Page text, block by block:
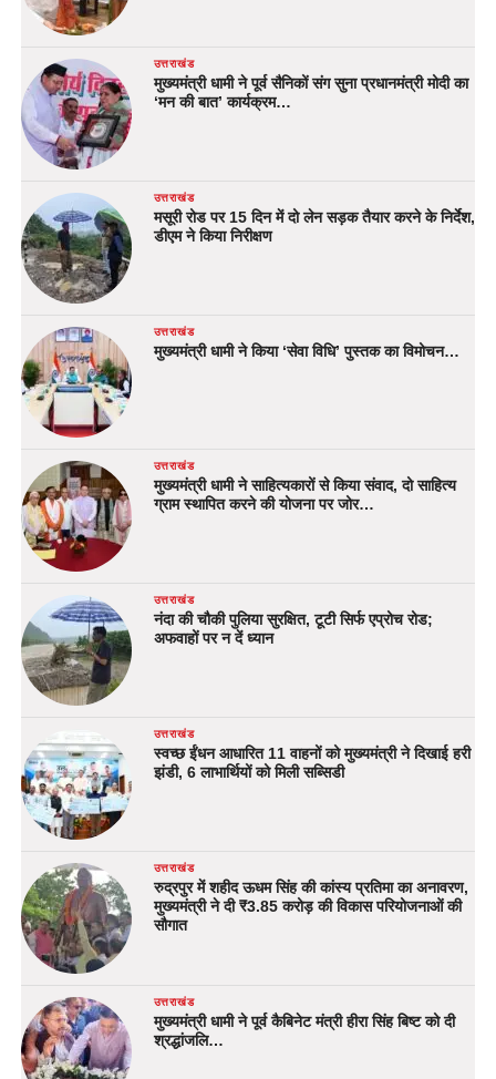
उत्तराखंड
मुख्यमंत्री धामी ने पूर्व सैनिकों संग सुना प्रधानमंत्री मोदी का
‘मन की बात’ कार्यक्रम…
उत्तराखंड
मसूरी रोड पर 15 दिन में दो लेन सड़क तैयार करने के निर्देश,
डीएम ने किया निरीक्षण
उत्तराखंड
मुख्यमंत्री धामी ने किया ‘सेवा विधि’ पुस्तक का विमोचन…
उत्तराखंड
मुख्यमंत्री धामी ने साहित्यकारों से किया संवाद, दो साहित्य
ग्राम स्थापित करने की योजना पर जोर…
उत्तराखंड
नंदा की चौकी पुलिया सुरक्षित, टूटी सिर्फ एप्रोच रोड;
अफवाहों पर न दें ध्यान
उत्तराखंड
स्वच्छ ईंधन आधारित 11 वाहनों को मुख्यमंत्री ने दिखाई हरी
झंडी, 6 लाभार्थियों को मिली सब्सिडी
उत्तराखंड
रुद्रपुर में शहीद ऊधम सिंह की कांस्य प्रतिमा का अनावरण,
मुख्यमंत्री ने दी ₹3.85 करोड़ की विकास परियोजनाओं की
सौगात
उत्तराखंड
मुख्यमंत्री धामी ने पूर्व कैबिनेट मंत्री हीरा सिंह बिष्ट को दी
श्रद्धांजलि…